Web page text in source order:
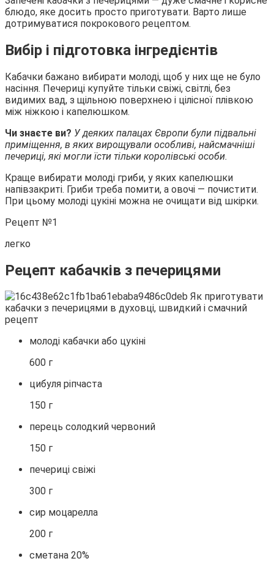
блюдо, яке досить просто приготувати. Варто лише
дотримуватися покрокового рецептом.
Вибір і підготовка інгредієнтів
Кабачки бажано вибирати молоді, щоб у них ще не було
насіння. Печериці купуйте тільки свіжі, світлі, без
видимих вад, з щільною поверхнею і цілісної плівкою
між ніжкою і капелюшком.
Чи знаєте ви? У деяких палацах Європи були підвальні
приміщення, в яких вирощували особливі, найсмачніші
печериці, які могли їсти тільки королівські особи.
Краще вибирати молоді гриби, у яких капелюшки
напівзакриті. Гриби треба помити, а овочі — почистити.
При цьому молоді цукіні можна не очищати від шкірки.
Рецепт №1
легко
Рецепт кабачків з печерицями
молоді кабачки або цукіні
600 г
цибуля ріпчаста
150 г
перець солодкий червоний
150 г
печериці свіжі
300 г
сир моцарелла
200 г
сметана 20%